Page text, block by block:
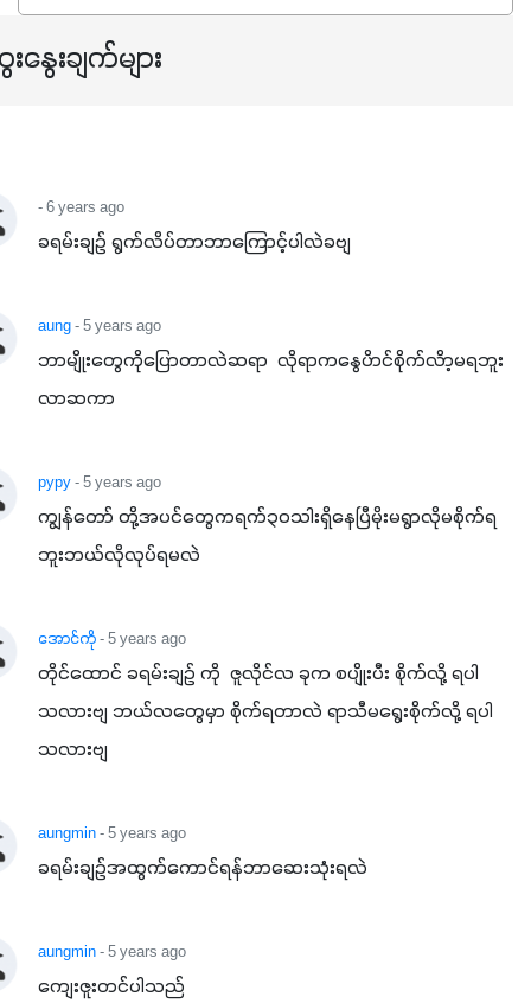
နွေးချက်များ
- 6 years ago
ခရမ်းချဥ် ရွက်လိပ်တာဘာကြောင့်ပါလဲခဗျ
aung- 5 years ago
ဘာမျိုးတွေကိုပြောတာလဲဆရာ  လိုရာကနွေပိာင်စိုက်လိာ့မရဘူး
လာဆကာ
pypy- 5 years ago
ကျွန်တော် တို့အပင်တွေကရက်၃၀သါးရှိနေပြီမိုးမရွာလိုမစိုက်ရ
ဘူးဘယ်လိုလုပ်ရမလဲ
အောင်ကို- 5 years ago
တိုင်ထောင် ခရမ်းချဉ် ကို  ဇူလိုင်လ ခုက စပျိုးပီး စိုက်လို့ ရပါ
သလားဗျ ဘယ်လတွေမှာ စိုက်ရတာလဲ ရာသီမရွေးစိုက်လို့ ရပါ
သလားဗျ
aungmin- 5 years ago
ခရမ်းချဥ်အထွက်ကောင်ရန်ဘာဆေးသုံးရလဲ
aungmin- 5 years ago
ကျေးဇူးတင်ပါသည်